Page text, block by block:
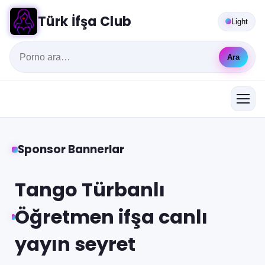
Türk İfşa Club
Ara
Light
Sponsor Bannerlar
Tango Türbanlı
Öğretmen ifşa canlı
yayın seyret